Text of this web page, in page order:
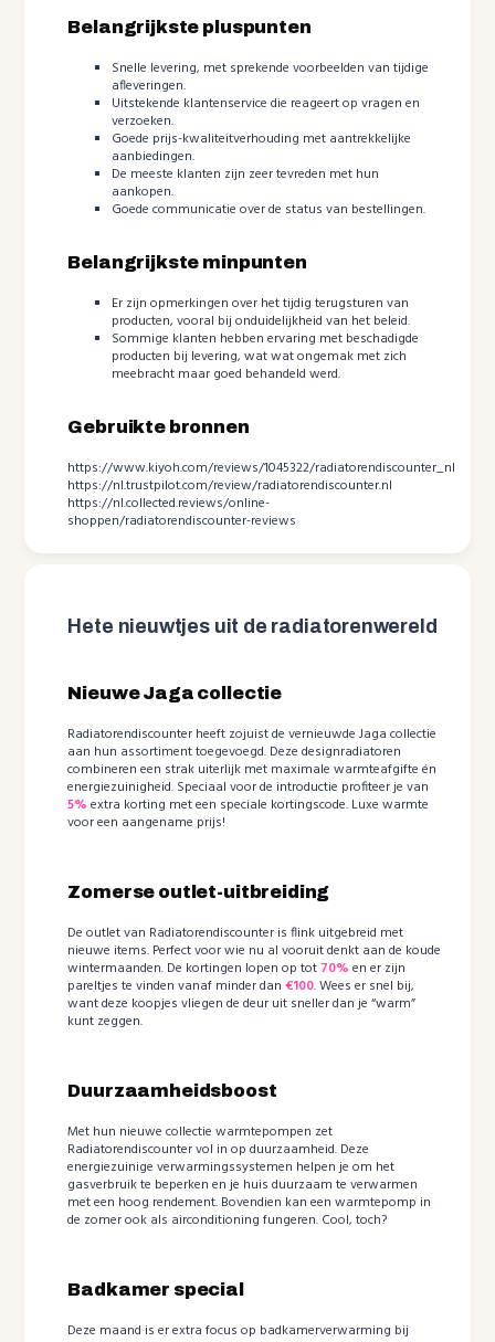
Belangrijkste pluspunten
Snelle levering, met sprekende voorbeelden van tijdige
afleveringen.
Uitstekende klantenservice die reageert op vragen en
verzoeken.
Goede prijs-kwaliteitverhouding met aantrekkelijke
aanbiedingen.
De meeste klanten zijn zeer tevreden met hun
aankopen.
Goede communicatie over de status van bestellingen.
Belangrijkste minpunten
Er zijn opmerkingen over het tijdig terugsturen van
producten, vooral bij onduidelijkheid van het beleid.
Sommige klanten hebben ervaring met beschadigde
producten bij levering, wat wat ongemak met zich
meebracht maar goed behandeld werd.
Gebruikte bronnen
https://www.kiyoh.com/reviews/1045322/radiatorendiscounter_nl
https://nl.trustpilot.com/review/radiatorendiscounter.nl
https://nl.collected.reviews/online-
shoppen/radiatorendiscounter-reviews
Hete nieuwtjes uit de radiatorenwereld
Nieuwe Jaga collectie
Radiatorendiscounter heeft zojuist de vernieuwde Jaga collectie
aan hun assortiment toegevoegd. Deze designradiatoren
combineren een strak uiterlijk met maximale warmteafgifte én
energiezuinigheid. Speciaal voor de introductie profiteer je van
5% extra korting met een speciale kortingscode. Luxe warmte
voor een aangename prijs!
Zomerse outlet-uitbreiding
De outlet van Radiatorendiscounter is flink uitgebreid met
nieuwe items. Perfect voor wie nu al vooruit denkt aan de koude
wintermaanden. De kortingen lopen op tot 70% en er zijn
pareltjes te vinden vanaf minder dan€100. Wees er snel bij,
want deze koopjes vliegen de deur uit sneller dan je “warm”
kunt zeggen.
Duurzaamheidsboost
Met hun nieuwe collectie warmtepompen zet
Radiatorendiscounter vol in op duurzaamheid. Deze
energiezuinige verwarmingssystemen helpen je om het
gasverbruik te beperken en je huis duurzaam te verwarmen
met een hoog rendement. Bovendien kan een warmtepomp in
de zomer ook als airconditioning fungeren. Cool, toch?
Badkamer special
Deze maand is er extra focus op badkamerverwarming bij